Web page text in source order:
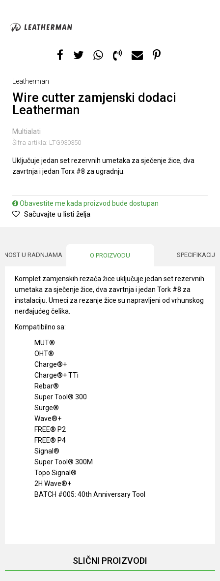
Leatherman
Wire cutter zamjenski dodaci
Leatherman
Multialati
Šifra artikla: LTG930350
Uključuje jedan set rezervnih umetaka za sječenje žice, dva
zavrtnja i jedan Torx #8 za ugradnju.
Obavestite me kada proizvod bude dostupan
Sačuvajte u listi želja
U RADNJAMA O PROIZVODU SPECIFIKACIJA
Komplet zamjenskih rezača žice uključuje jedan set rezervnih
umetaka za sječenje žice, dva zavrtnja i jedan Tork #8 za
instalaciju. Umeci za rezanje žice su napravljeni od vrhunskog
nerđajućeg čelika.
Kompatibilno sa:
MUT®
OHT®
Charge®+
Charge®+ TTi
Rebar®
Super Tool® 300
Surge®
Wave®+
FREE® P2
FREE® P4
Signal®
Super Tool® 300M
Topo Signal®
2H Wave®+
BATCH #005: 40th Anniversary Tool
Unisex
SLIČNI PROIZVODI